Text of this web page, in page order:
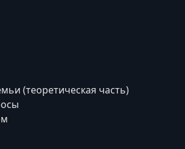
(теоретическая часть)